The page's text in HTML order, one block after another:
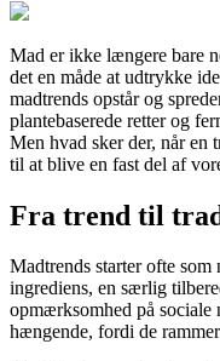
Mad er ikke længere bare
det en måde at udtrykke
madtrends opstår og
plantebaserede retter og
Men hvad sker der, når
til at blive en fast del af
Fra trend til
Madtrends starter ofte som
ingrediens, en særlig
opmærksomhed på sociale
hængende, fordi de